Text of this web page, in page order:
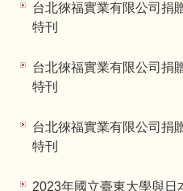
台北徠福實業有限公司捐
特刊
台北徠福實業有限公司捐
特刊
台北徠福實業有限公司捐
特刊
2023年國立臺東大學與